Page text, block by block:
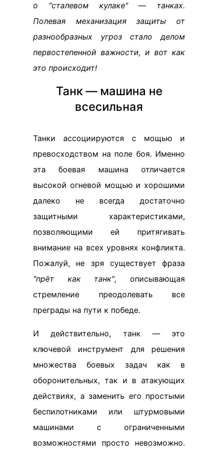
о "сталевом кулаке" — танках.
Полевая механизация защиты от
разнообразных угроз стало делом
первостепенной важности, и вот как
это происходит!
Танк — машина не
всесильная
Танки ассоциируются с мощью и
превосходством на поле боя. Именно
эта боевая машина отличается
высокой огневой мощью и хорошими
далеко не всегда достаточно
защитными характеристиками,
позволяющими ей притягивать
внимание на всех уровнях конфликта.
Пожалуй, не зря существует фраза
"прёт как танк", описывающая
стремление преодолевать все
преграды на пути к победе.
И действительно, танк — это
ключевой инструмент для решения
множества боевых задач как в
оборонительных, так и в атакующих
действиях, а заменить его простыми
беспилотниками или штурмовыми
машинами с ограниченными
возможностями просто невозможно.